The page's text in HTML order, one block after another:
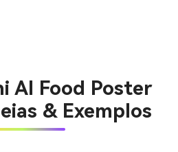
AI Food Poster
& Exemplos